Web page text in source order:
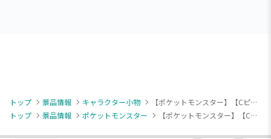
トップ 景品情報 キャラクター小物
【ポケットモンスター】【Cピチュー】ポケットモンスター ボールチェーン付きフェイスぬいぐるみ～ヒトカゲ・ゼニガメ・ピチュー・パピモッチ～
トップ
景品情報 ポケットモンスター 【ポケットモンスター】【Cピチュー】ポケットモンスター ボールチェーン付きフェイスぬいぐるみ～ヒトカゲ・ゼニガメ・ピチュー・パピモッチ～